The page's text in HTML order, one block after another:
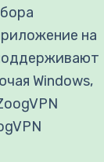
на
Windows,